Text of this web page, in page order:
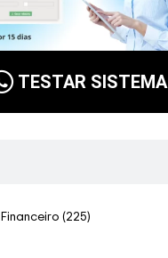
(225)
TESTAR SISTEMA